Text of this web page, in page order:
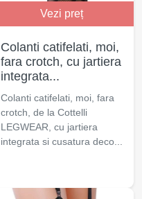
Vezi preț
Colanti catifelati, moi,
fara crotch, cu jartiera
integrata...
Colanti catifelati, moi, fara
crotch, de la Cottelli
LEGWEAR, cu jartiera
integrata si cusatura deco...